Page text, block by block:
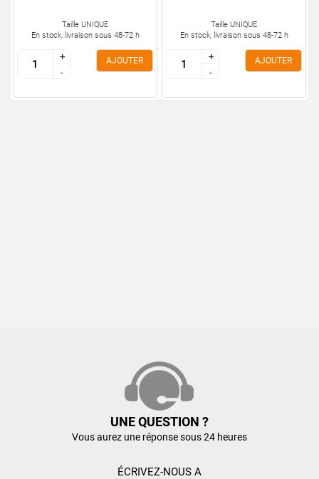
Taille UNIQUE
En stock, livraison sous 48-72 h
+
-
+
-
AJOUTER
Taille UNIQUE
En stock, livraison sous 48-72 h
+
-
+
-
AJOUTER
UNE QUESTION ?
Vous aurez une réponse sous 24 heures
ÉCRIVEZ-NOUS A